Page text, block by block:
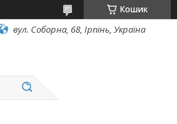
Кошик
вул. Соборна, 68, Ірпінь, Україна